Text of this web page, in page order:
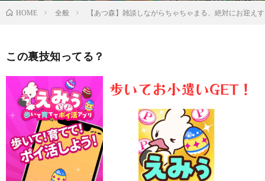
HOME 全般 【あつ森】雑談しながらちゃちゃまる、絶対にお迎え
この裏技知ってる？